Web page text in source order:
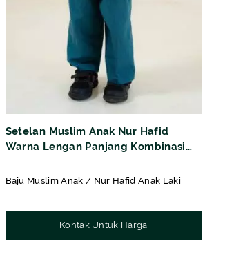
Setelan Muslim Anak Nur Hafid
Warna Lengan Panjang Kombinasi
kain Motif Corven7
Baju Muslim Anak / Nur Hafid Anak Laki
Kontak Untuk Harga